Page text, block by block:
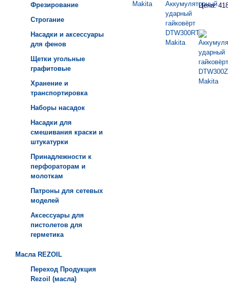
Фрезирование
Строгание
Насадки и аксессуары
для фенов
Щетки угольные
графитовые
Хранение и
транспортировка
Наборы насадок
Насадки для
смешивания краски и
штукатурки
Принадлежности к
перфораторам и
молоткам
Патроны для сетевых
моделей
Аксессуары для
пистолетов для
герметика
Масла REZOIL
Переход Продукция
Rezoil (масла)
Цена: